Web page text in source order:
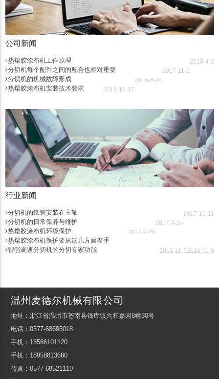
公司新闻
热熔胶涂布机工作原理 2018-4-2
分切机每个配件之间的配合也相对重要 2017-11-2
分切机的机械故障形成 2016-6-24
热熔胶涂布机安装技术要求 2015-10-17
行业新闻
分切机的纸管安装在主轴 2017-10-11
分切机的日常保养与维护 2017-9-24
热熔胶涂布机环境保护 2017-2-28
热熔胶涂布机保护要从这几方面着手
2016-11-9
智能高速分切机的分切专家功能 2016-11-5
温州麦德尔机械有限公司
地址：浙江省温州市苍南县钱库镇六和嘉园8幢80号
电话：0577-68695018
手机：13566101120
手机：18958813680
传真：0577-68521110